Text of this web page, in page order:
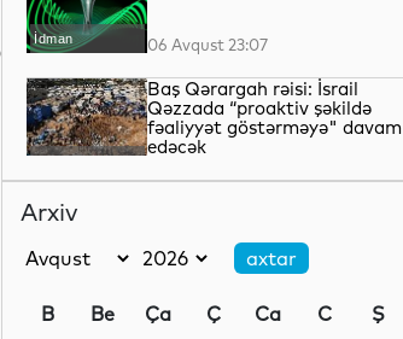
İdman 06 Avqust 23:07
Dünya
Baş Qərargah rəisi: İsrail
Qəzzada “proaktiv şəkildə
fəaliyyət göstərməyə" davam
edəcək
Arxiv
B Be Ça Ç Ca C
Ş